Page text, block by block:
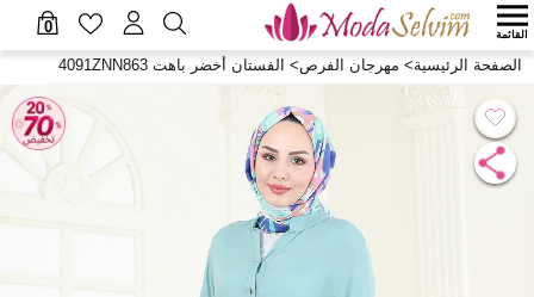
0 القائمة
الصفحة الرئيسية> مهرجان الفرص> الفستان أخضر باهت 4091ZNN863